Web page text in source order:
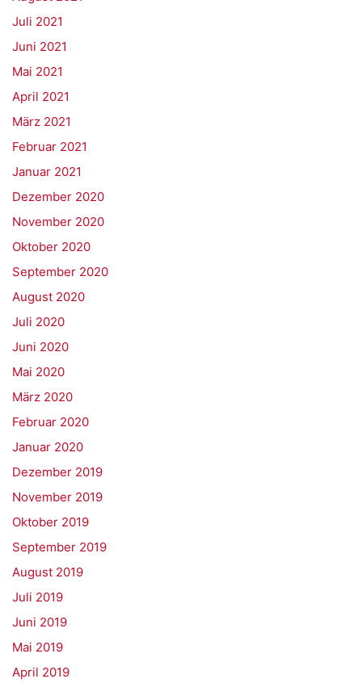
Juli 2021
Juni 2021
Mai 2021
April 2021
März 2021
Februar 2021
Januar 2021
Dezember 2020
November 2020
Oktober 2020
September 2020
August 2020
Juli 2020
Juni 2020
Mai 2020
März 2020
Februar 2020
Januar 2020
Dezember 2019
November 2019
Oktober 2019
September 2019
August 2019
Juli 2019
Juni 2019
Mai 2019
April 2019